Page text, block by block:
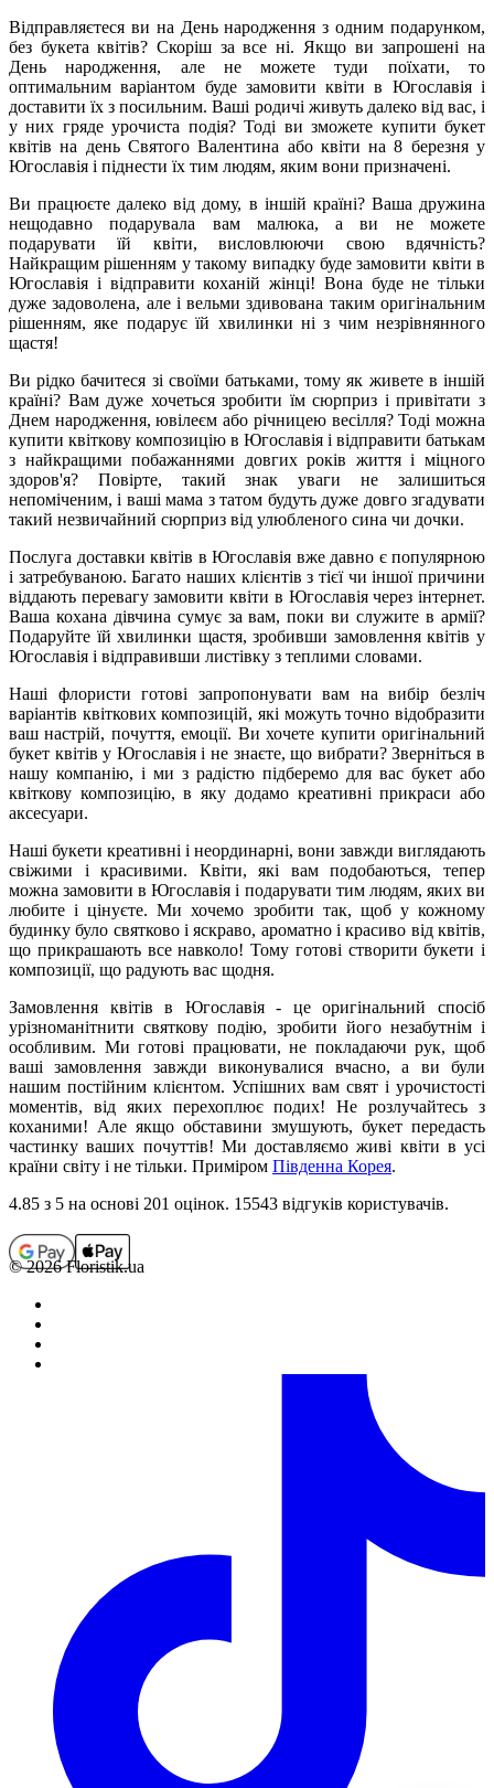
Відправляєтеся ви на День народження з одним подарунком,
без букета квітів? Скоріш за все ні. Якщо ви запрошені на
День народження, але не можете туди поїхати, то
оптимальним варіантом буде замовити квіти в Югославія і
доставити їх з посильним. Ваші родичі живуть далеко від вас, і
у них гряде урочиста подія? Тоді ви зможете купити букет
квітів на день Святого Валентина або квіти на 8 березня у
Югославія і піднести їх тим людям, яким вони призначені.
Ви працюєте далеко від дому, в іншій країні? Ваша дружина
нещодавно подарувала вам малюка, а ви не можете
подарувати їй квіти, висловлюючи свою вдячність?
Найкращим рішенням у такому випадку буде замовити квіти в
Югославія і відправити коханій жінці! Вона буде не тільки
дуже задоволена, але і вельми здивована таким оригінальним
рішенням, яке подарує їй хвилинки ні з чим незрівнянного
щастя!
Ви рідко бачитеся зі своїми батьками, тому як живете в іншій
країні? Вам дуже хочеться зробити їм сюрприз і привітати з
Днем народження, ювілеєм або річницею весілля? Тоді можна
купити квіткову композицію в Югославія і відправити батькам
з найкращими побажаннями довгих років життя і міцного
здоров'я? Повірте, такий знак уваги не залишиться
непоміченим, і ваші мама з татом будуть дуже довго згадувати
такий незвичайний сюрприз від улюбленого сина чи дочки.
Послуга доставки квітів в Югославія вже давно є популярною
і затребуваною. Багато наших клієнтів з тієї чи іншої причини
віддають перевагу замовити квіти в Югославія через інтернет.
Ваша кохана дівчина сумує за вам, поки ви служите в армії?
Подаруйте їй хвилинки щастя, зробивши замовлення квітів у
Югославія і відправивши листівку з теплими словами.
Наші флористи готові запропонувати вам на вибір безліч
варіантів квіткових композицій, які можуть точно відобразити
ваш настрій, почуття, емоції. Ви хочете купити оригінальний
букет квітів у Югославія і не знаєте, що вибрати? Зверніться в
нашу компанію, і ми з радістю підберемо для вас букет або
квіткову композицію, в яку додамо креативні прикраси або
аксесуари.
Наші букети креативні і неординарні, вони завжди виглядають
свіжими і красивими. Квіти, які вам подобаються, тепер
можна замовити в Югославія і подарувати тим людям, яких ви
любите і цінуєте. Ми хочемо зробити так, щоб у кожному
будинку було святково і яскраво, ароматно і красиво від квітів,
що прикрашають все навколо! Тому готові створити букети і
композиції, що радують вас щодня.
Замовлення квітів в Югославія - це оригінальний спосіб
урізноманітнити святкову подію, зробити його незабутнім і
особливим. Ми готові працювати, не покладаючи рук, щоб
ваші замовлення завжди виконувалися вчасно, а ви були
нашим постійним клієнтом. Успішних вам свят і урочистості
моментів, від яких перехоплює подих!Не розлучайтесь з
коханими! Але якщо обставини змушують, букет передасть
частинку ваших почуттів! Ми доставляємо живі квіти в усі
країни світу і не тільки. Приміром Південна Корея.
4.85 з 5 на основi 201 оцiнок. 15543 відгуків користувачiв.
© 2026 Floristik.ua